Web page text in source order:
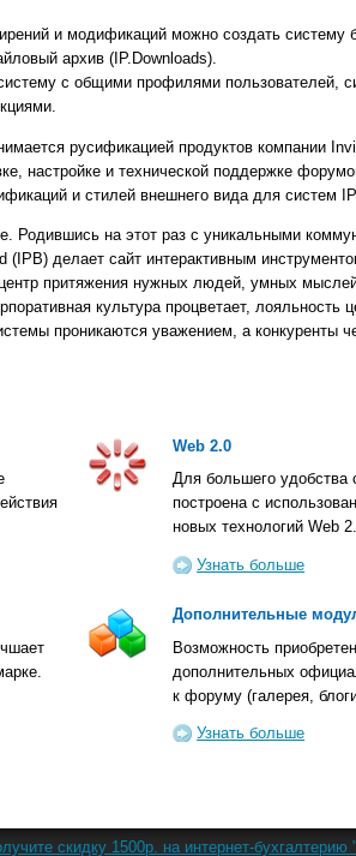
и модификаций можно создать систему
архив (IP.Downloads).
с общими профилями пользователей,
русификацией продуктов компании
настройке и технической поддержке
и стилей внешнего вида для систем
Родившись на этот раз с уникальными
делает сайт интерактивным
притяжения нужных людей, умных
культура процветает, лояльность
проникаются уважением, а конкуренты
Web 2.0
Для большего удобства
построена с
новых технологий Web
Узнать больше
Дополнительные
Возможность
дополнительных
к форуму (галерея,
Узнать больше
скидку 1500р. на интернет-